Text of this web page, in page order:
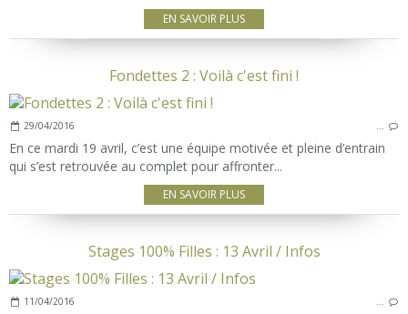
EN SAVOIR PLUS
Fondettes 2 : Voilà c'est fini !
29/04/2016 …
En ce mardi 19 avril, c’est une équipe motivée et pleine d’entrain
qui s’est retrouvée au complet pour affronter...
EN SAVOIR PLUS
Stages 100% Filles : 13 Avril / Infos
11/04/2016 …